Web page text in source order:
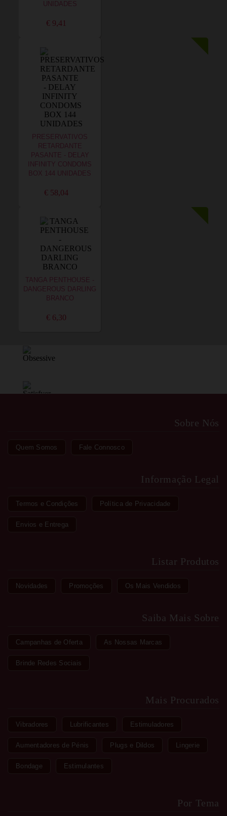
UNIDADES
€ 9,41
PRESERVATIVOS
RETARDANTE
PASANTE - DELAY
INFINITY CONDOMS
BOX 144 UNIDADES
€ 58,04
TANGA PENTHOUSE -
DANGEROUS DARLING
BRANCO
€ 6,30
Sobre Nós
Quem Somos Fale Connosco
Informação Legal
Termos e Condições Política de Privacidade
Envios e Entrega
Listar Produtos
Novidades Promoções Os Mais Vendidos
Saiba Mais Sobre
Campanhas de Oferta As Nossas Marcas
Brinde Redes Sociais
Mais Procurados
Vibradores Lubrificantes Estimuladores
Aumentadores de Pénis Plugs e Dildos Lingerie
Bondage Estimulantes
Por Tema